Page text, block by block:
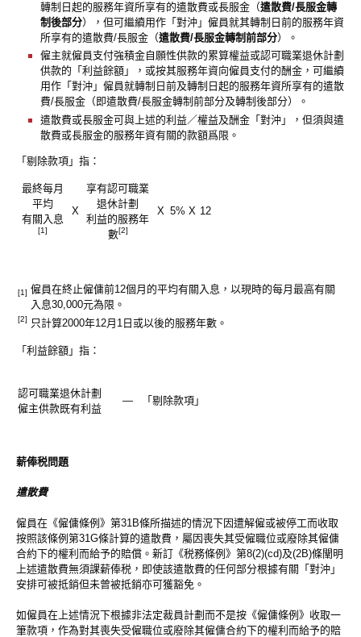
轉制日起的服務年資所享有的遣散費或長服金（遣散費/長服金轉
制後部分），但可繼續用作「對沖」僱員就其轉制日前的服務年資
所享有的遣散費/長服金（遣散費/長服金轉制前部分）。
僱主就僱員支付強積金自願性供款的累算權益或認可職業退休計劃
供款的「利益餘額」，或按其服務年資向僱員支付的酬金，可繼續
用作「對沖」僱員就轉制日前及轉制日起的服務年資所享有的遣散
費/長服金（即遣散費/長服金轉制前部分及轉制後部分）。
遣散費或長服金可與上述的利益／權益及酬金「對沖」，但須與遣
散費或長服金的服務年資有關的款額爲限。
「剔除款項」指：
最終每月
平均
有關入息
[1]
X
享有認可職業
退休計劃
利益的服務年
數[2]
X 5% X 12
[1] 僱員在終止僱傭前12個月的平均有關入息，以現時的每月最高有關
入息30,000元為限。
[2] 只計算2000年12月1日或以後的服務年數。
「利益餘額」指：
認可職業退休計劃
僱主供款既有利益
― 「剔除款項」
薪俸税問題
遣散費
僱員在《僱傭條例》第31B條所描述的情況下因遭解僱或被停工而收取
按照該條例第31G條計算的遣散費，屬因喪失其受僱職位或廢除其僱傭
合約下的權利而給予的賠償。新訂《税務條例》第8(2)(cd)及(2B)條闡明
上述遣散費無須課薪俸税，即使該遣散費的任何部分根據有關「對沖」
安排可被抵銷但未曾被抵銷亦可獲豁免。
如僱員在上述情況下根據非法定裁員計劃而不是按《僱傭條例》收取一
筆款項，作為對其喪失受僱職位或廢除其僱傭合約下的權利而給予的賠